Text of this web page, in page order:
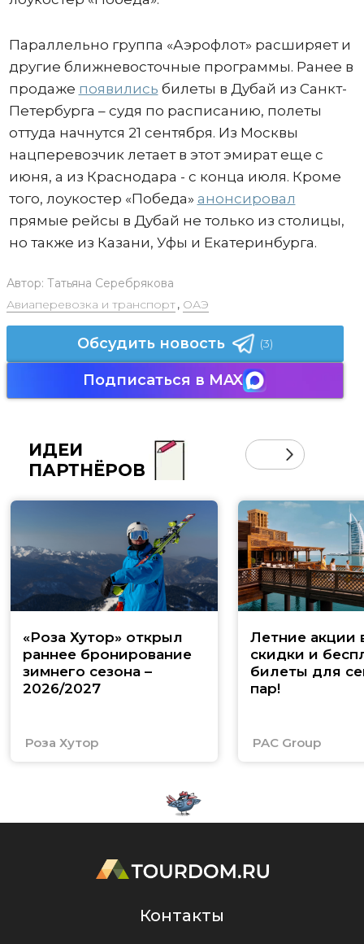
Параллельно группа «Аэрофлот» расширяет и
другие ближневосточные программы. Ранее в
продаже появились билеты в Дубай из Санкт-
Петербурга – судя по расписанию, полеты
оттуда начнутся 21 сентября. Из Москвы
нацперевозчик летает в этот эмират еще с
июня, а из Краснодара - с конца июля. Кроме
того, лоукостер «Победа» анонсировал
прямые рейсы в Дубай не только из столицы,
но также из Казани, Уфы и Екатеринбурга.
Автор: Татьяна Серебрякова
Авиаперевозка и транспорт, ОАЭ
Обсудить новость (3)
Подписаться в MAX
ИДЕИ
ПАРТНЁРОВ
«Роза Хутор» открыл
раннее бронирование
зимнего сезона –
2026/2027
Роза Хутор
Летние акции
скидки и
билеты для
пар!
PAC Group
Контакты